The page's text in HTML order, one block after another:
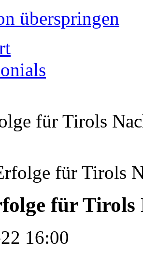
überspringen
für Tirols
für Tirols
für Tirols
16:00